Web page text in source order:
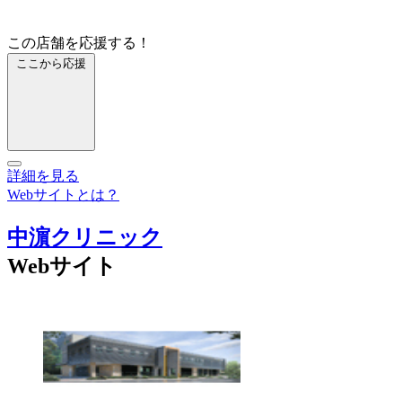
この店舗を応援する！
ここから応援
詳細を見る
Webサイトとは？
中濵クリニック
Webサイト